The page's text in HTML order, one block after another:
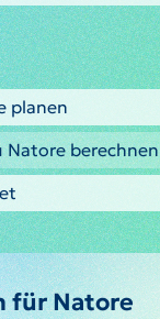
planen
Natore berechnen
für Natore